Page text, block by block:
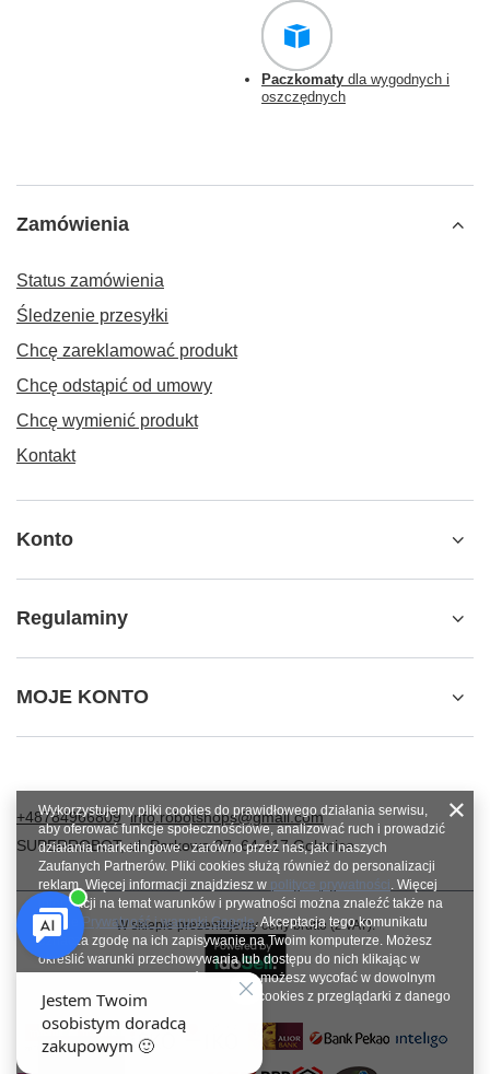
Paczkomaty dla wygodnych i
oszczędnych
Zamówienia
Status zamówienia
Śledzenie przesyłki
Chcę zareklamować produkt
Chcę odstąpić od umowy
Chcę wymienić produkt
Kontakt
Konto
Regulaminy
MOJE KONTO
+48784966809 info.robotshops@gmail.com
SUPERROBOT,ul. Parkowa 27,64-117Gołanice
W sklepie prezentujemy ceny brutto (z VAT).
Wykorzystujemy pliki cookies do prawidłowego działania serwisu,
aby oferować funkcje społecznościowe, analizować ruch i prowadzić
działania marketingowe - zarówno przez nas, jak i naszych
Zaufanych Partnerów. Pliki cookies służą również do personalizacji
reklam. Więcej informacji znajdziesz w polityce prywatności. Więcej
informacji na temat warunków i prywatności można znaleźć także na
stronie Prywatność i warunki Google. Akceptacja tego komunikatu
oznacza zgodę na ich zapisywanie na Twoim komputerze. Możesz
określić warunki przechowywania lub dostępu do nich klikając w
zakładkę „Konfiguracja zgód”. Zgodę możesz wycofać w dowolnym
momencie poprzez usunięcie plików cookies z przeglądarki z danego
urządzenia końcowego.
Zamknij